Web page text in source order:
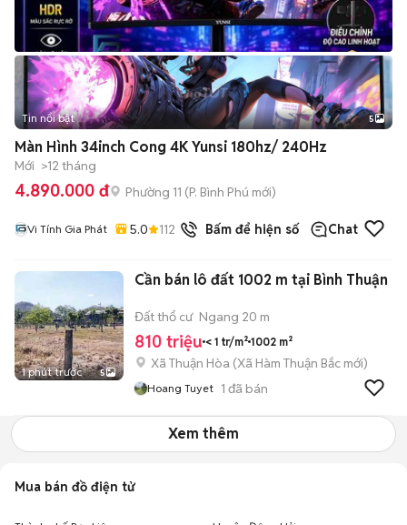
Tin nổi bật 5
Màn Hình 34inch Cong 4K Yunsi 180hz/ 240Hz
Mới >12 tháng
4.890.000 đ Phường 11 (P. Bình Phú mới)
Vi Tính Gia Phát 5.0 112 đã bánBấm để hiện số Chat
1 phút trước 5
Cần bán lô đất 1002 m tại Bình Thuận
Đất thổ cư Ngang 20 m
810 triệu < 1 tr/m² 1002 m²
Xã Thuận Hòa (Xã Hàm Thuận Bắc mới)
Hoang Tuyet 1 đã bán
Xem thêm
Mua bán đồ điện tử